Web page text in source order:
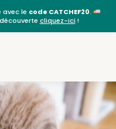
avec le code CATCHEF20.
cliquez-ici !